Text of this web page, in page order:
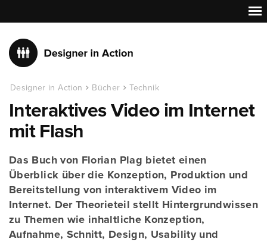
Designer in Action Bücher Technik
Interaktives Video im Internet
mit Flash
Das Buch von Florian Plag bietet einen
Überblick über die Konzeption, Produktion und
Bereitstellung von interaktivem Video im
Internet. Der Theorieteil stellt Hintergrundwissen
zu Themen wie inhaltliche Konzeption,
Aufnahme, Schnitt, Design, Usability und